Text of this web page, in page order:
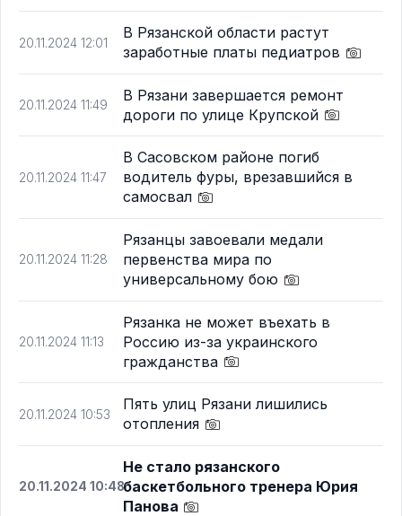
20.11.2024 12:01
В Рязанской области растут
заработные платы педиатров
20.11.2024 11:49
В Рязани завершается ремонт
дороги по улице Крупской
20.11.2024 11:47
В Сасовском районе погиб
водитель фуры, врезавшийся в
самосвал
20.11.2024 11:28
Рязанцы завоевали медали
первенства мира по
универсальному бою
20.11.2024 11:13
Рязанка не может въехать в
Россию из-за украинского
гражданства
20.11.2024 10:53
Пять улиц Рязани лишились
отопления
20.11.2024 10:48
Не стало рязанского
баскетбольного тренера Юрия
Панова